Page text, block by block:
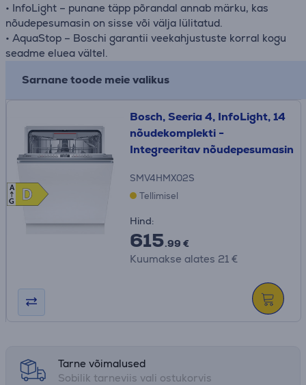
• InfoLight – punane täpp põrandal annab märku, kas
nõudepesumasin on sisse või välja lülitatud.
• AquaStop – Boschi garantii veekahjustuste korral kogu
seadme eluea vältel.
Sarnane toode meie valikus
D
D
A
G
Bosch, Seeria 4, InfoLight, 14
nõudekomplekti -
Integreeritav nõudepesumasin
SMV4HMX02S
Tellimisel
Hind:
615.99 €
Kuumakse alates 21 €
Tarne võimalused
Sobilik tarneviis vali ostukorvis